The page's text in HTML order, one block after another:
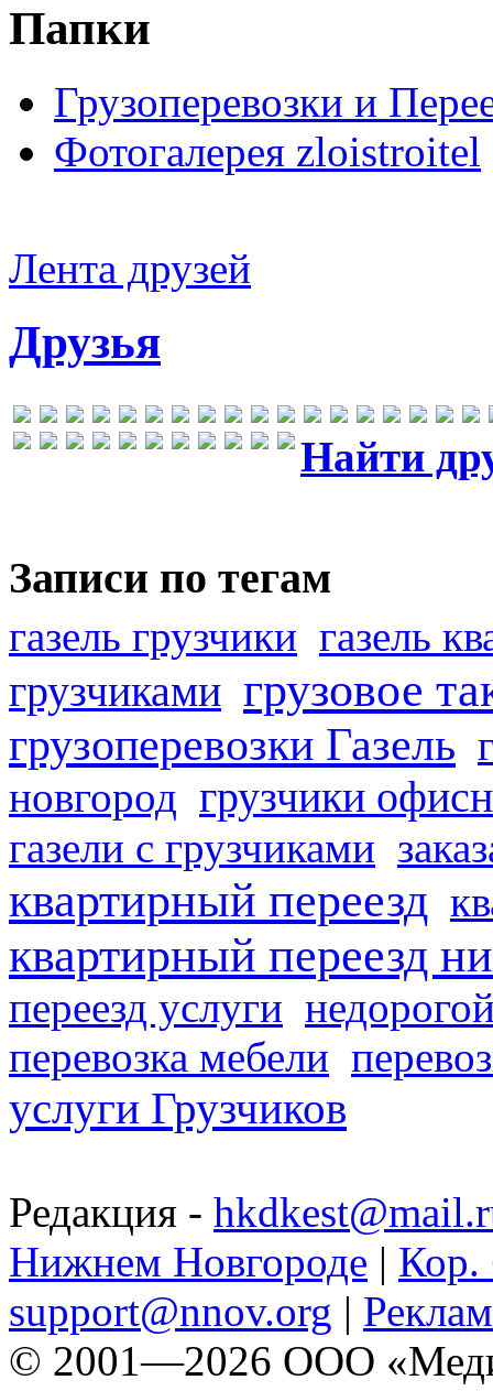
Папки
Грузоперевозки и
Фотогалерея zloistroitel
Лента друзей
Друзья
Найти
Записи по тегам
газель грузчики газель
грузчиками грузовое
грузоперевозки Газель
новгород грузчики
газели с грузчиками
квартирный переезд
квартирный переезд
переезд услуги
перевозка мебели
услуги Грузчиков
Редакция -
Нижнем Новгороде | Кор.
support@nnov.org |
© 2001—2026 ООО